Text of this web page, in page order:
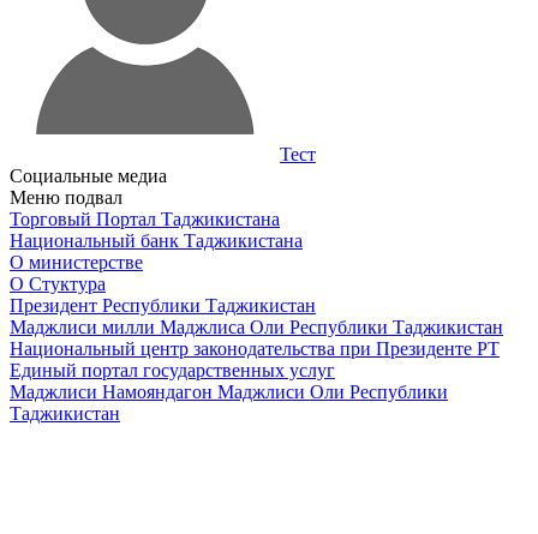
Тест
Социальные медиа
Меню подвал
Торговый Портал Таджикистана
Национальный банк Таджикистана
О министерстве
О Стуктура
Президент Республики Таджикистан
Маджлиси милли Маджлиса Оли Республики Таджикистан
Национальный центр законодательства при Президенте РТ
Единый портал государственных услуг
Маджлиси Намояндагон Маджлиси Оли Республики
Таджикистан